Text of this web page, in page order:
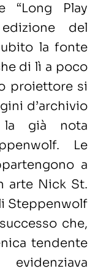
“Long Play
edizione del
la fonte
di lì a poco
proiettore si
d’archivio
la già nota
Le
a
arte Nick St.
Steppenwolf
che,
tendente